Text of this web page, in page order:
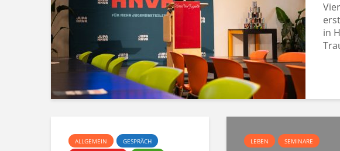
in
ALLGEMEIN
GESPRÄCH
LEBEN SEMINARE